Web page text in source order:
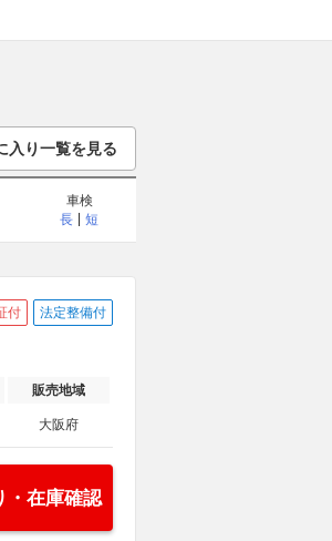
入り一覧を見る
車検
長
短
付 法定整備付
販売地域
大阪府
・在庫確認